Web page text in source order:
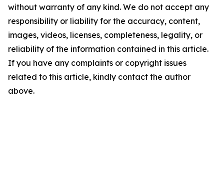
without warranty of any kind. We do not accept any
responsibility or liability for the accuracy, content,
images, videos, licenses, completeness, legality, or
reliability of the information contained in this article.
If you have any complaints or copyright issues
related to this article, kindly contact the author
above.